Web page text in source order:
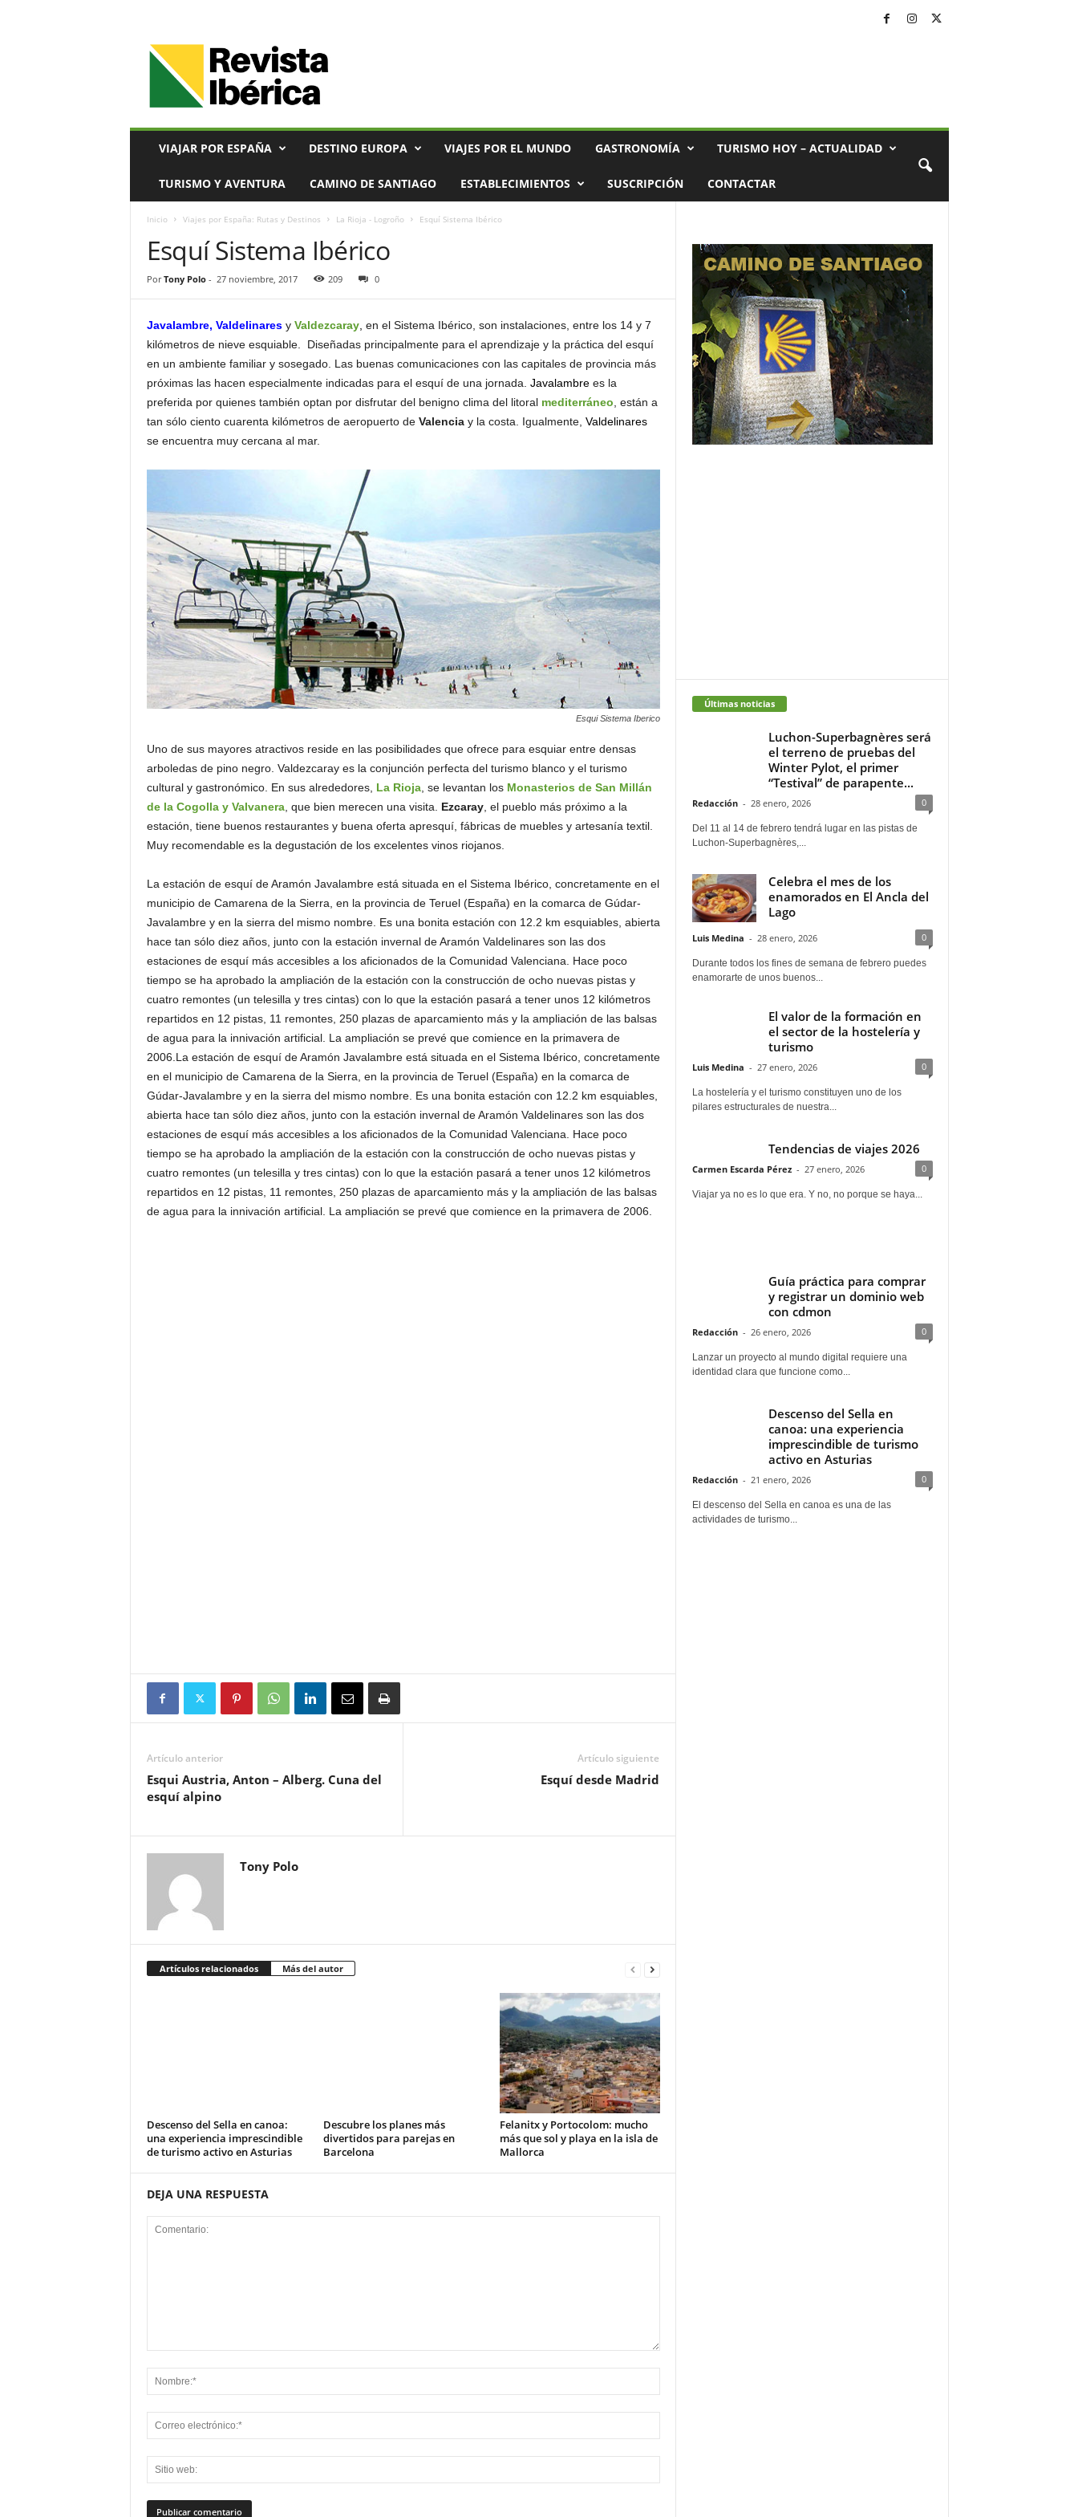
VIAJAR POR ESPAÑA DESTINO EUROPA VIAJES POR EL MUNDO GASTRONOMÍA TURISMO HOY – ACTUALIDAD
TURISMO Y AVENTURA CAMINO DE SANTIAGO ESTABLECIMIENTOS SUSCRIPCIÓN CONTACTAR
Inicio Viajes por España: Rutas y Destinos La Rioja - Logroño Esquí Sistema Ibérico
Esquí Sistema Ibérico
Por Tony Polo- 27 noviembre, 2017 209 0
Javalambre, Valdelinaresy Valdezcaray, en el Sistema Ibérico, son instalaciones, entre los 14 y 7
kilómetros de nieve esquiable. Diseñadas principalmente para el aprendizaje y la práctica del esquí
en un ambiente familiar y sosegado. Las buenas comunicaciones con las capitales de provincia más
próximas las hacen especialmente indicadas para el esquí de una jornada. Javalambre es la
preferida por quienes también optan por disfrutar del benigno clima del litoral mediterráneo , están a
tan sólo ciento cuarenta kilómetros de aeropuerto de Valenciay la costa. Igualmente, Valdelinares
se encuentra muy cercana al mar.
Esqui Sistema Iberico
Uno de sus mayores atractivos reside en las posibilidades que ofrece para esquiar entre densas
arboledas de pino negro. Valdezcaray es la conjunción perfecta del turismo blanco y el turismo
cultural y gastronómico. En sus alrededores, La Rioja, se levantan los Monasterios de San Millán
de la Cogolla y Valvanera, que bien merecen una visita. Ezcaray, el pueblo más próximo a la
estación, tiene buenos restaurantes y buena oferta apresquí, fábricas de muebles y artesanía textil.
Muy recomendable es la degustación de los excelentes vinos riojanos.
La estación de esquí de Aramón Javalambre está situada en el Sistema Ibérico, concretamente en el
municipio de Camarena de la Sierra, en la provincia de Teruel (España) en la comarca de Gúdar-
Javalambre y en la sierra del mismo nombre. Es una bonita estación con 12.2 km esquiables, abierta
hace tan sólo diez años, junto con la estación invernal de Aramón Valdelinares son las dos
estaciones de esquí más accesibles a los aficionados de la Comunidad Valenciana. Hace poco
tiempo se ha aprobado la ampliación de la estación con la construcción de ocho nuevas pistas y
cuatro remontes (un telesilla y tres cintas) con lo que la estación pasará a tener unos 12 kilómetros
repartidos en 12 pistas, 11 remontes, 250 plazas de aparcamiento más y la ampliación de las balsas
de agua para la innivación artificial. La ampliación se prevé que comience en la primavera de
2006.La estación de esquí de Aramón Javalambre está situada en el Sistema Ibérico, concretamente
en el municipio de Camarena de la Sierra, en la provincia de Teruel (España) en la comarca de
Gúdar-Javalambre y en la sierra del mismo nombre. Es una bonita estación con 12.2 km esquiables,
abierta hace tan sólo diez años, junto con la estación invernal de Aramón Valdelinares son las dos
estaciones de esquí más accesibles a los aficionados de la Comunidad Valenciana. Hace poco
tiempo se ha aprobado la ampliación de la estación con la construcción de ocho nuevas pistas y
cuatro remontes (un telesilla y tres cintas) con lo que la estación pasará a tener unos 12 kilómetros
repartidos en 12 pistas, 11 remontes, 250 plazas de aparcamiento más y la ampliación de las balsas
de agua para la innivación artificial. La ampliación se prevé que comience en la primavera de 2006.
Artículo anterior
Esqui Austria, Anton – Alberg. Cuna del
esquí alpino
Artículo siguiente
Esquí desde Madrid
Tony Polo
Artículos relacionados Más del autor
Descenso del Sella en canoa:
una experiencia imprescindible
de turismo activo en Asturias
Descubre los planes más
divertidos para parejas en
Barcelona
Felanitx y Portocolom: mucho
más que sol y playa en la isla de
Mallorca
DEJA UNA RESPUESTA
Últimas noticias
Luchon-Superbagnères será
el terreno de pruebas del
Winter Pylot, el primer
“Testival” de parapente...
Redacción - 28 enero, 2026 0
Del 11 al 14 de febrero tendrá lugar en las pistas de
Luchon-Superbagnères,...
Celebra el mes de los
enamorados en El Ancla del
Lago
Luis Medina - 28 enero, 2026 0
Durante todos los fines de semana de febrero puedes
enamorarte de unos buenos...
El valor de la formación en
el sector de la hostelería y
turismo
Luis Medina - 27 enero, 2026 0
La hostelería y el turismo constituyen uno de los
pilares estructurales de nuestra...
Tendencias de viajes 2026
Carmen Escarda Pérez - 27 enero, 2026 0
Viajar ya no es lo que era. Y no, no porque se haya...
Guía práctica para comprar
y registrar un dominio web
con cdmon
Redacción - 26 enero, 2026 0
Lanzar un proyecto al mundo digital requiere una
identidad clara que funcione como...
Descenso del Sella en
canoa: una experiencia
imprescindible de turismo
activo en Asturias
Redacción - 21 enero, 2026 0
El descenso del Sella en canoa es una de las
actividades de turismo...